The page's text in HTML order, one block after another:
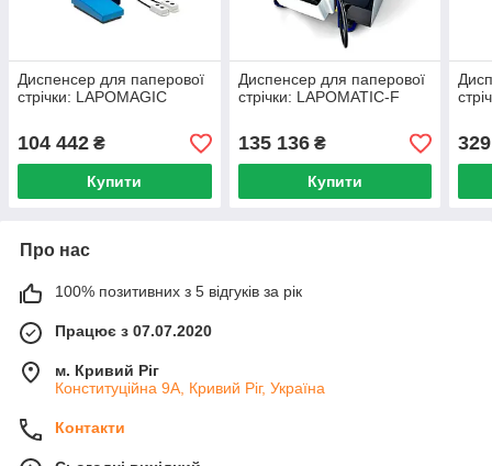
Диспенсер для паперової
стрічки: LAPOMAGIC
104 442 ₴
Купити
Диспенсер для паперової
стрічки: LAPOMATIC-F
135 136₴
Купити
Про нас
100% позитивних з 5 відгуків за рік
Працює з 07.07.2020
м. Кривий Ріг
Конституційна 9А, Кривий Ріг, Україна
Контакти